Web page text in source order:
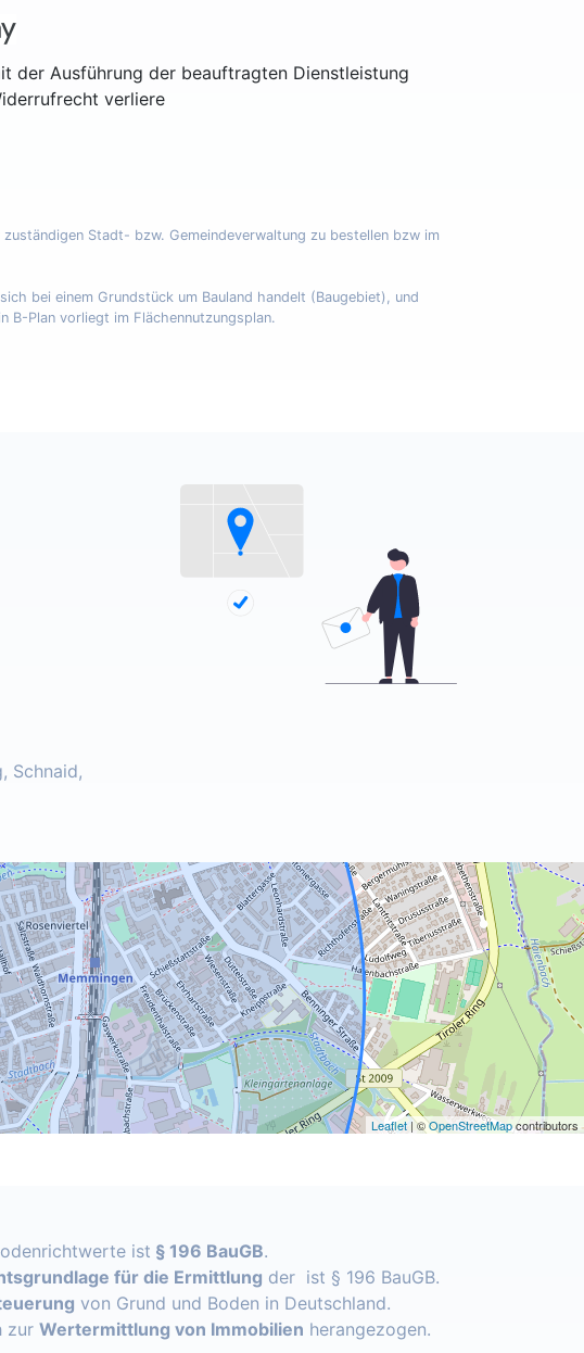
der Ausführung der beauftragten Dienstleistung
verliere
Stadt- bzw. Gemeindeverwaltung zu bestellen bzw im
bei einem Grundstück um Bauland handelt (Baugebiet), und
B-Plan vorliegt im Flächennutzungsplan.
Schnaid,
Leaflet | ©OpenStreetMapcontributors
ist § 196 BauGB.
für die Ermittlung der ist § 196 BauGB.
von Grund und Boden in Deutschland.
zur Wertermittlung von Immobilien herangezogen.